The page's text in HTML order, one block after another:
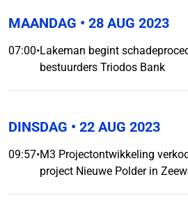
MAANDAG • 28 AUG 2023
07:00•Lakeman begint
bestuurders Triodos Bank
DINSDAG • 22 AUG 2023
09:57•M3 Projectontwikkeling
project Nieuwe Polder in